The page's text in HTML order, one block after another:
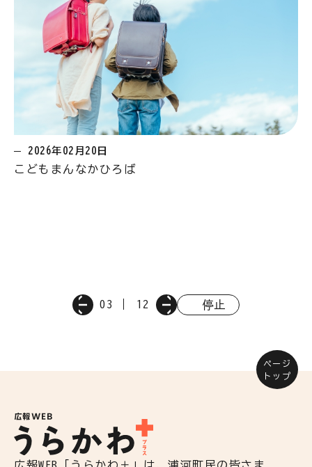
2026年02月20日
こどもまんなかひろば
03 12 停止
ページ
トップ
広報WEB「うらかわ＋」は、浦河町民の皆さま